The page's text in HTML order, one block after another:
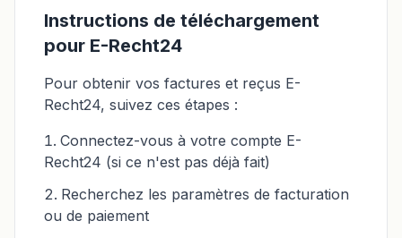
Instructions de téléchargement
pour E-Recht24
Pour obtenir vos factures et reçus E-
Recht24, suivez ces étapes :
Connectez-vous à votre compte E-
Recht24 (si ce n'est pas déjà fait)
Recherchez les paramètres de facturation
ou de paiement